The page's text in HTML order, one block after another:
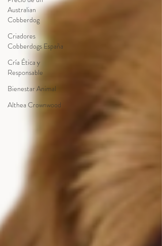
Australian
Cobberdog
Criadores
Cobberdogs España
Cría Ética y
Responsable
Bienestar Animal
Althea Crownwood